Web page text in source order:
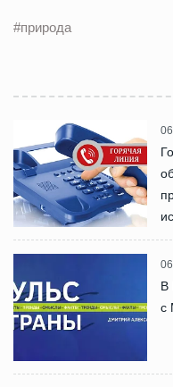
#природа
В
с